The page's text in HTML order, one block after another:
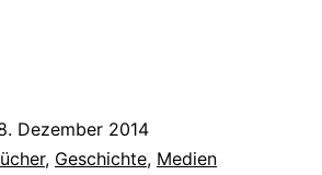
Dezember 2014
, Geschichte, Medien